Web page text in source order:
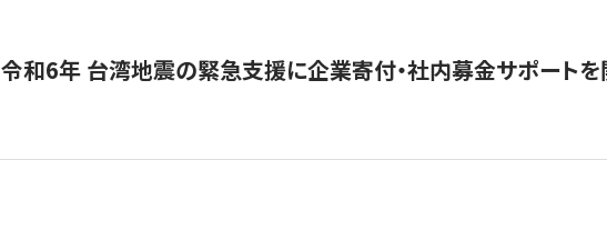
令和6年 台湾地震の緊急支援に企業寄付・社内募金サポートを